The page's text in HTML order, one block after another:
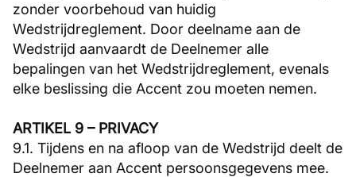
zonder voorbehoud van huidig
Wedstrijdreglement. Door deelname aan de
Wedstrijd aanvaardt de Deelnemer alle
bepalingen van het Wedstrijdreglement, evenals
elke beslissing die Accent zou moeten nemen.
ARTIKEL 9 – PRIVACY
9.1. Tijdens en na afloop van de Wedstrijd deelt de
Deelnemer aan Accent persoonsgegevens mee.